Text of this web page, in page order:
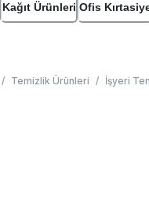
Kağıt Ürünleri Ofis
/ Temizlik Ürünleri / İşyeri